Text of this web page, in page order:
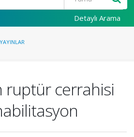
Detaylı Arama
ruptür cerrahisi